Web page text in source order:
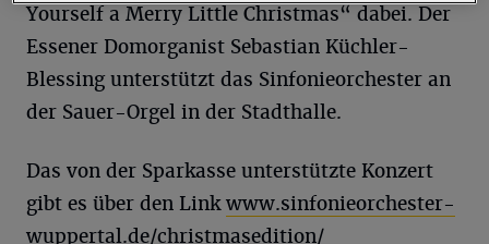
Yourself a Merry Little Christmas“ dabei. Der
Essener Domorganist Sebastian Küchler-
Blessing unterstützt das Sinfonieorchester an
der Sauer-Orgel in der Stadthalle.
Das von der Sparkasse unterstützte Konzert
gibt es über den Linkwww.sinfonieorchester-
wuppertal.de/christmasedition/